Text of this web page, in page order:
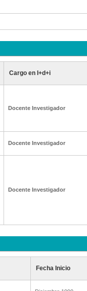
Cargo en I+d+i
Docente Investigador
Docente Investigador
Docente Investigador
Fecha Inicio